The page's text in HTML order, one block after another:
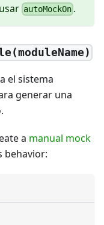
autoMockOn .
el sistema
generar una
a manual mock
behavior: